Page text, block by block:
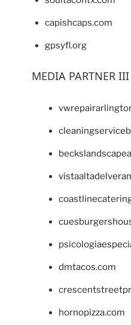
capishcaps.com
gpsyfl.org
MEDIA PARTNER III
dmtacos.com
hornopizza.com